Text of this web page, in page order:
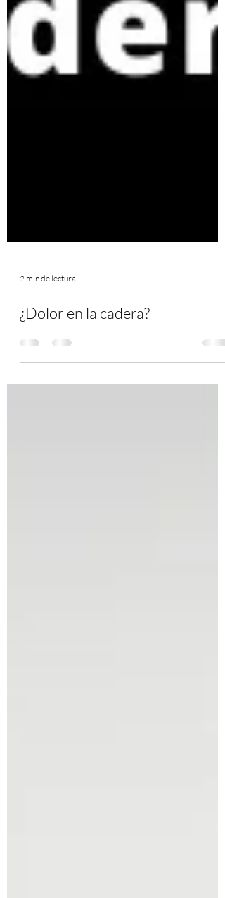
2 min de lectura
¿Dolor en la cadera?